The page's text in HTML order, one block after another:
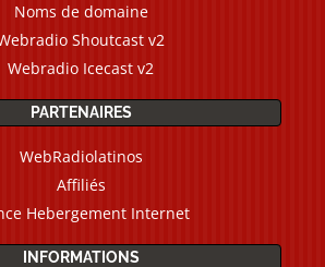
Noms de domaine
Shoutcast v2
Webradio Icecast v2
PARTENAIRES
WebRadiolatinos
Affiliés
Hebergement Internet
INFORMATIONS